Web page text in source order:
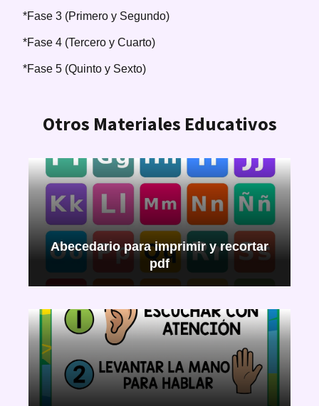
*Fase 3 (Primero y Segundo)
*Fase 4 (Tercero y Cuarto)
*Fase 5 (Quinto y Sexto)
Otros Materiales Educativos
Abecedario para imprimir y recortar
pdf